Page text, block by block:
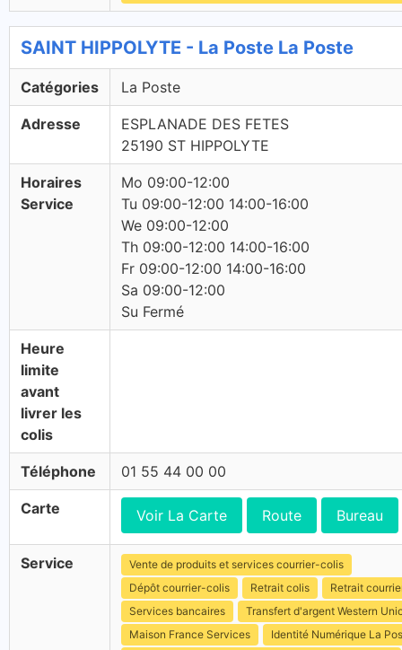
SAINT HIPPOLYTE - La Poste La Poste
Catégories La Poste
Adresse
ESPLANADE DES FETES
25190 ST HIPPOLYTE
Horaires
Service
Mo 09:00-12:00
Tu 09:00-12:00 14:00-16:00
We 09:00-12:00
Th 09:00-12:00 14:00-16:00
Fr 09:00-12:00 14:00-16:00
Sa 09:00-12:00
Su Fermé
Heure
limite
avant
livrer les
colis
Téléphone 01 55 44 00 00
Carte Voir La Carte Route Bureau
Service
Vente de produits et services courrier-colis
Dépôt courrier-colis
Retrait colis
Retrait
Services bancaires
Transfert d'argent Western
Maison France Services
Identité Numérique La